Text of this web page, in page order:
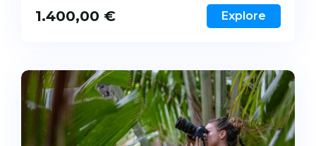
1.400,00 € Explore